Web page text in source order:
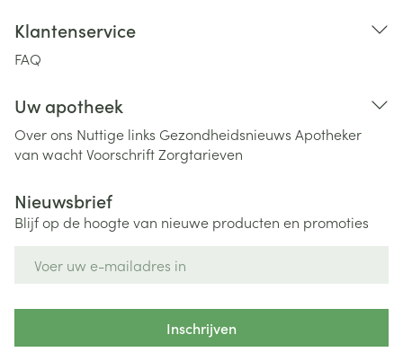
Klantenservice
FAQ
Uw apotheek
Over ons Nuttige links Gezondheidsnieuws Apotheker
van wachtVoorschriftZorgtarieven
Nieuwsbrief
Blijf op de hoogte van nieuwe producten en promoties
Inschrijven